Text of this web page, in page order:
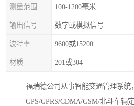
测量范围 100-1200毫米
输出信号 数字或模拟信号
波特率 9600或15200
材质 201或304
福瑞德公司从事智能交通管理系统
GPS/GPRS/CDMA/GSM/北斗车辆